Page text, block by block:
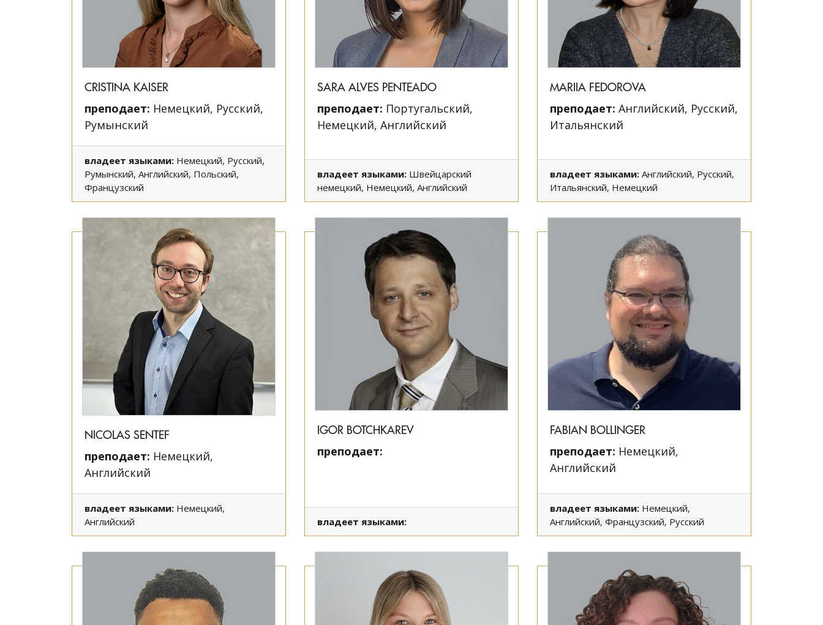
CRISTINA KAISER
преподает: Немецкий, Русский,
Румынский
владеет языками: Немецкий, Русский,
Румынский, Английский, Польский,
Французский
SARA ALVES PENTEADO
преподает: Португальский,
Немецкий, Английский
владеет языками: Швейцарский
немецкий, Немецкий, Английский
MARIIA FEDOROVA
преподает: Английский, Русский,
Итальянский
владеет языками: Английский, Русский,
Итальянский, Немецкий
NICOLAS SENTEF
преподает: Немецкий,
Английский
владеет языками: Немецкий,
Английский
IGOR BOTCHKAREV
преподает:
владеет языками:
FABIAN BOLLINGER
преподает: Немецкий,
Английский
владеет языками: Немецкий,
Английский, Французский, Русский